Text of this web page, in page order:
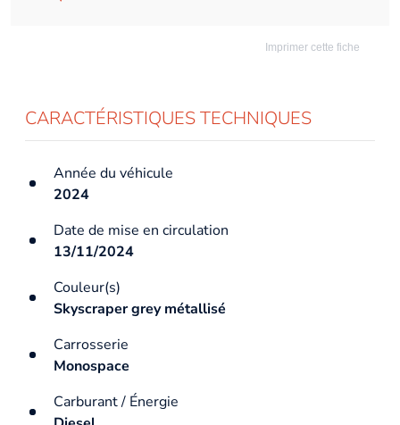
Imprimer cette fiche
CARACTÉRISTIQUES TECHNIQUES
Année du véhicule
2024
Date de mise en circulation
13/11/2024
Couleur(s)
Skyscraper grey métallisé
Carrosserie
Monospace
Carburant / Énergie